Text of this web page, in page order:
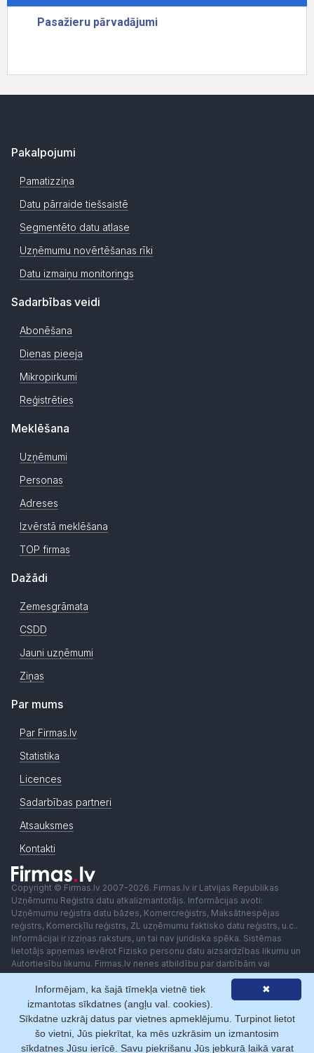
Pakalpojumi
Pamatizziņa
Datu pārraide tiešsaistē
Segmentēto datu atlase
Uzņēmumu novērtēšanas rīki
Datu izmaiņu monitorings
Sadarbības veidi
Abonēšana
Dienas pieeja
Mikropirkumi
Reģistrēties
Meklēšana
Uzņēmumi
Personas
Adreses
Izvērstā meklēšana
TOP firmas
Dažādi
Zemesgrāmata
CSDD
Jauni uzņēmumi
Ziņas
Par mums
Par Firmas.lv
Statistika
Licences
Sadarbības partneri
Atsauksmes
Kontakti
Copyright © Firmas.lv 2007-2026. Firmas.lv ir Latvijas Republikas
Uzņēmumu Reģistra datu atkalizmantotājs. Informācijas avoti:
Uzņēmumu reģistra datu bāzes, Komercreģistrs, Maksātnespējas
reģistrs, Komercķīlu reģistrs, ZL uzņēmumu faktisko datu reģistrs, u.c..
Informācijai ir izziņas raksturs, un tai nav juridiska spēka. Sistēmas
lietotājs apņemas ievērot Fizisko personu datu aizsardzības likumu un
Autortiesību likumu. Firmas.lv nenes atbildību par darbībām vai
lēmumiem, kas balstīti uz saņemto pakalpojumu. Lietotājam aizliegts
izmantot jebkādas automatizētas sistēmas vai iekārtas (robotus)
piekļuvei sistēmai bez rakstiskas saskaņošanas ar Firmas.lv. Galvenā
redaktore: Ingūna Pempere.
Lietošanas noteikumi
Privātuma politika Norēķini ar
✖
Informējam, ka šajā tīmekļa vietnē tiek
izmantotas sīkdatnes (angļu val. cookies).
Sīkdatne uzkrāj datus par vietnes apmeklējumu. Turpinot lietot
šo vietni, Jūs piekrītat, ka mēs uzkrāsim un izmantosim
sīkdatnes Jūsu ierīcē. Savu piekrišanu Jūs jebkurā laikā varat